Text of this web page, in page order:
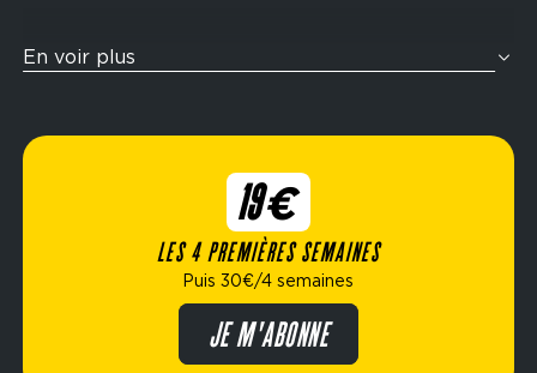
En voir plus
Tu veux t’entraîner comme un athlète ? Nos zones
cross-training sont pensées pour te challenger
la compétition Hyrox : rameur, wall balls, sled
push, ski-erg et bien plus encore. Idéal pour
améliorer ton endurance, ta force et ta condition
Élue meilleure marque de fitness de l’année,
Fitness Park propose des formules flexibles
adaptées à ton mode de vie : abonnement dès
19€
LES 4 PREMIÈRES SEMAINES
Puis 30€/4 semaines
JE M'ABONNE